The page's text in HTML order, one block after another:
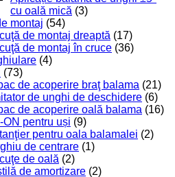
cu oală mică (3)
montaj (54)
de montaj dreaptă (17)
de montaj în cruce (36)
(4)
(73)
de acoperire braţ balama (21)
de unghi de deschidere (6)
de acoperire oală balama (16)
ON pentru uși (9)
pentru oala balamalei (2)
de centrare (1)
de oală (2)
de amortizare (2)